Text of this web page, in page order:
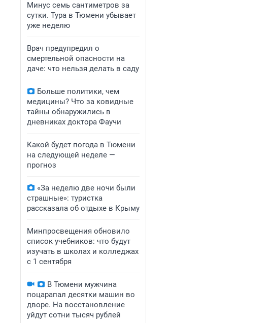
Минус семь сантиметров за
сутки. Тура в Тюмени убывает
уже неделю
Врач предупредил о
смертельной опасности на
даче: что нельзя делать в саду
Больше политики, чем
медицины? Что за ковидные
тайны обнаружились в
дневниках доктора Фаучи
Какой будет погода в Тюмени
на следующей неделе —
прогноз
«За неделю две ночи были
страшные»: туристка
рассказала об отдыхе в Крыму
Минпросвещения обновило
список учебников: что будут
изучать в школах и колледжах
с 1 сентября
В Тюмени мужчина
поцарапал десятки машин во
дворе. На восстановление
уйдут сотни тысяч рублей